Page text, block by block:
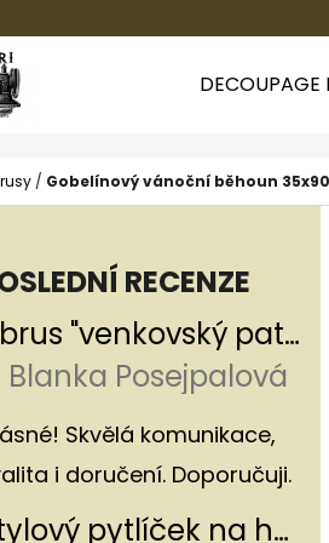
DECOUPAGE
/ Gobelínový vánoční běhoun 35x90
RECENZE
Ubrus "venkovský patchwork"
produktu je 5 z 5
Blanka Posejpalová
Skvělá komunikace,
i doručení. Doporučuji.
Stylový pytlíček na houby v rustikálním stylu